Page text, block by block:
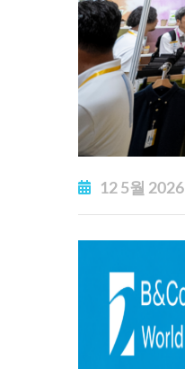
12 5월 2026